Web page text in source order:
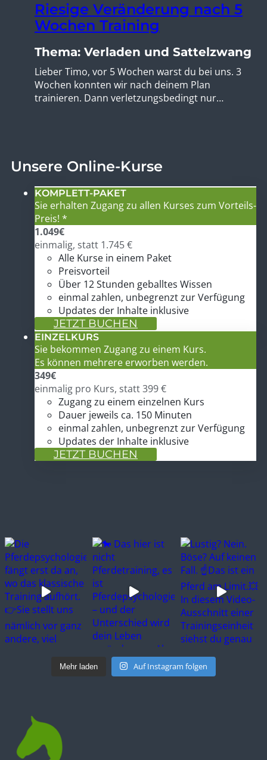
Riesige Veränderung nach 5
Wochen Training
Thema: Verladen und Sattelzwang
Lieber Timo, vor 5 Wochen warst du bei uns. 3
Wochen konnten wir nach deinem Plan
trainieren. Dann verletzungsbedingt nur…
Unsere Online-Kurse
KOMPLETT-PAKET
Sie erhalten Zugang zu allen Kurses zum Vorteils-
Preis! *
1.049€
einmalig, statt 1.745 €
Alle Kurse in einem Paket
Preisvorteil
Über 12 Stunden geballtes Wissen
einmal zahlen, unbegrenzt zur Verfügung
Updates der Inhalte inklusive
JETZT BUCHEN
EINZELKURS
Sie bekommen Zugang zu einem Kurs.
Es können mehrere erworben werden.
349€
einmalig pro Kurs, statt 399 €
Zugang zu einem einzelnen Kurs
Dauer jeweils ca. 150 Minuten
einmal zahlen, unbegrenzt zur Verfügung
Updates der Inhalte inklusive
JETZT BUCHEN
Mehr laden Auf Instagram folgen